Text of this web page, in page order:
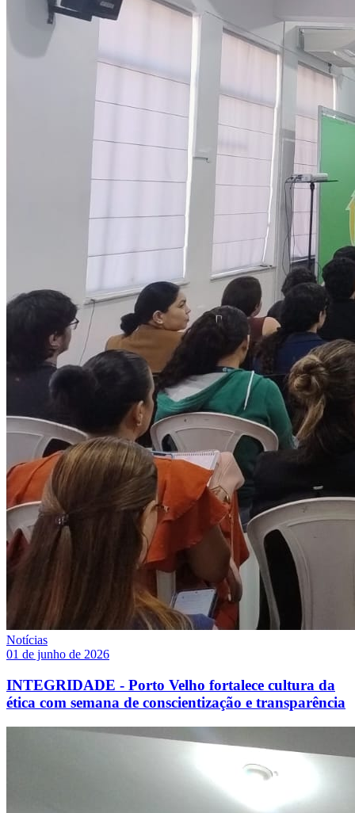
Notícias
01 de junho de 2026
INTEGRIDADE - Porto Velho fortalece cultura da
ética com semana de conscientização e transparência